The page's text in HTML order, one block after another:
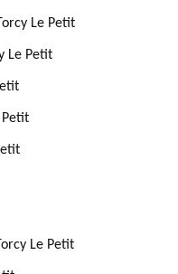
Le Petit
Le Petit
Petit
Le Petit